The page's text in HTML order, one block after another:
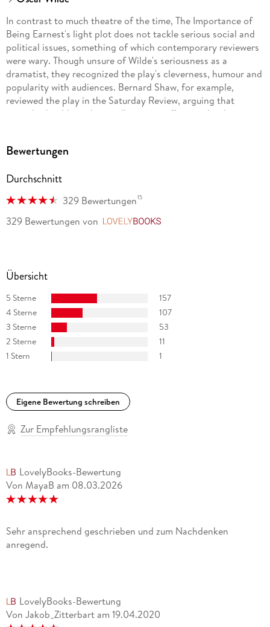
In contrast to much theatre of the time, The Importance of
Being Earnest's light plot does not tackle serious social and
political issues, something of which contemporary reviewers
were wary. Though unsure of Wilde's seriousness as a
dramatist, they recognized the play's cleverness, humour and
popularity with audiences. Bernard Shaw, for example,
reviewed the play in the Saturday Review, arguing that
comedy should touch as well as amuse, "I go to the theatre to
one." In The World, William Archer wrote that he had enjoyed
"What can a poor critic do with a play which raises no
principle, whether of art or morals, creates its own canons
and conventions, and is nothing but an absolutely wilful
expression of an irrepressibly witty personality?"
Bewertungen
Durchschnitt
329 Bewertungen15
329 Bewertungen von
Übersicht
5 Sterne
157
4 Sterne
107
3 Sterne
53
2 Sterne
11
1 Stern
1
Eigene Bewertung schreiben
Zur Empfehlungsrangliste
LovelyBooks-Bewertung
Von MayaB am 08.03.2026
Sehr ansprechend geschrieben und zum Nachdenken
anregend.
LovelyBooks-Bewertung
Von Jakob_Zitterbart am 19.04.2020